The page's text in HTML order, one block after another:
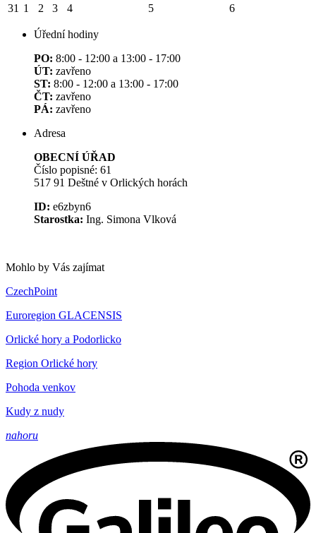
31 1 2 3 4 5 6
Úřední hodiny
PO: 8:00 - 12:00 a 13:00 - 17:00
ÚT: zavřeno
ST: 8:00 - 12:00 a 13:00 - 17:00
ČT: zavřeno
PÁ: zavřeno
Adresa
OBECNÍ ÚŘAD
Číslo popisné: 61
517 91 Deštné v Orlických horách
ID: e6zbyn6
Starostka: Ing. Simona Vlková
Mohlo by Vás zajímat
CzechPoint
Euroregion GLACENSIS
Orlické hory a Podorlicko
Region Orlické hory
Pohoda venkov
Kudy z nudy
nahoru